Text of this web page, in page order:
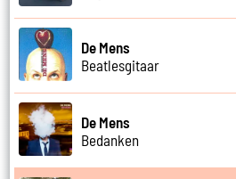
De Mens
Beatlesgitaar
De Mens
Bedanken